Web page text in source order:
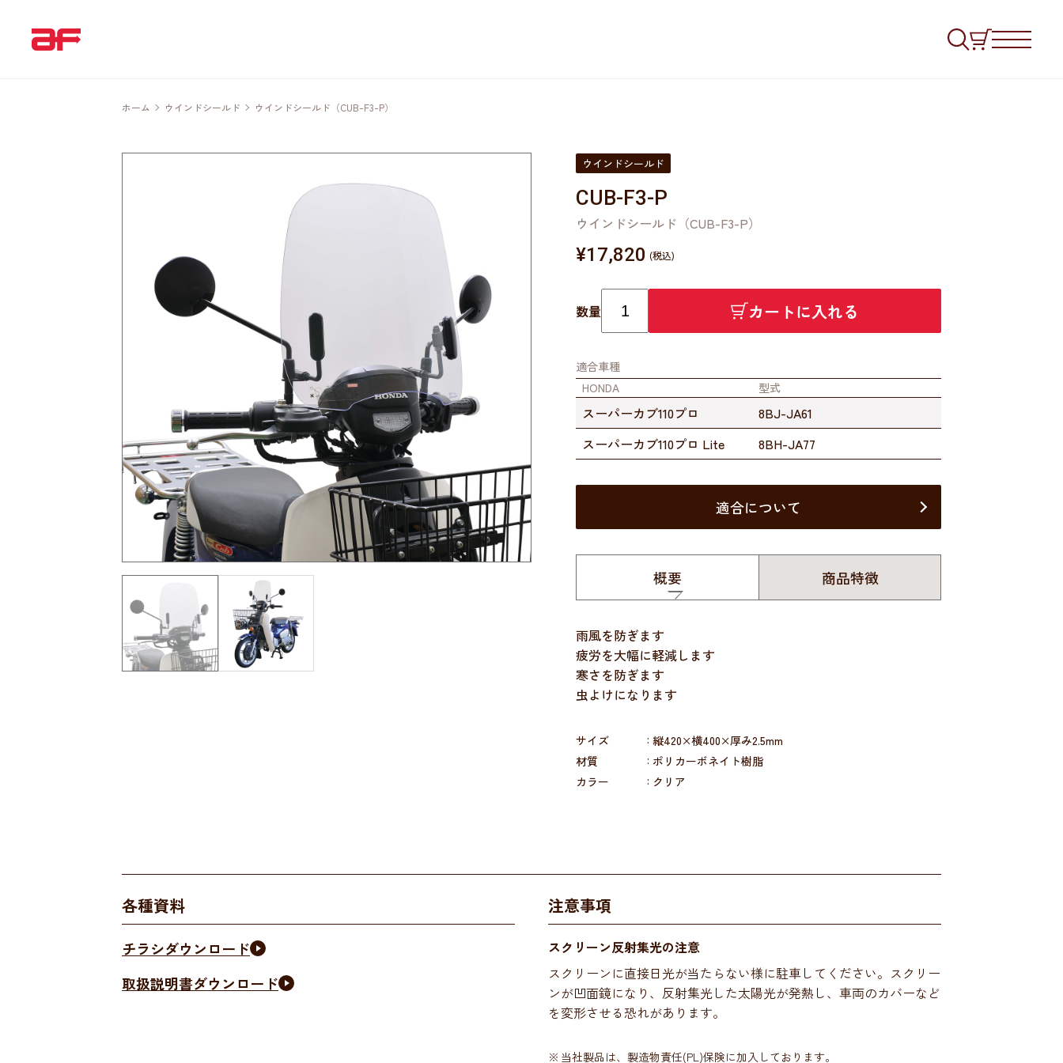
ホーム ウインドシールド ウインドシールド（CUB-F3-P）
ウインドシールド
CUB-F3-P
ウインドシールド（CUB-F3-P）
¥17,820
数量 カートに入れる
適合車種
HONDA
型式
スーパーカブ110プロ
8BJ-JA61
スーパーカブ110プロ Lite
8BH-JA77
適合について
概要 商品特徴
雨風を防ぎます
疲労を大幅に軽減します
寒さを防ぎます
虫よけになります
サイズ
縦420×横400×厚み2.5mm
材質
ポリカーボネイト樹脂
カラー
クリア
各種資料
チラシダウンロード
取扱説明書ダウンロード
注意事項
スクリーン反射集光の注意
スクリーンに直接日光が当たらない様に駐車してください。スクリー
ンが凹面鏡になり、反射集光した太陽光が発熱し、車両のカバーなど
を変形させる恐れがあります。
当社製品は、製造物責任(PL)保険に加入しております。